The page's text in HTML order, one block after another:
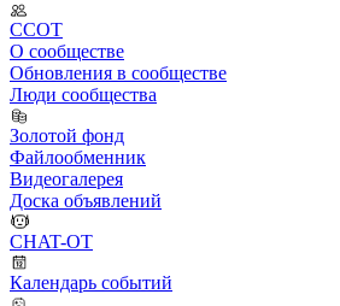
ССОТ
О сообществе
Обновления в сообществе
Люди сообщества
Золотой фонд
Файлообменник
Видеогалерея
Доска объявлений
CHAT-OT
Календарь событий